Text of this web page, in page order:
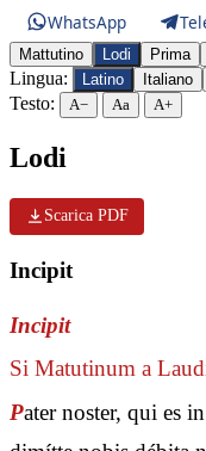
WhatsApp
Mattutino Lodi Prima
Lingua: Latino Italiano
Testo: A− Aa A+
Lodi
Scarica PDF
Incipit
Incipit
Si Matutinum a
Pater noster, qui es